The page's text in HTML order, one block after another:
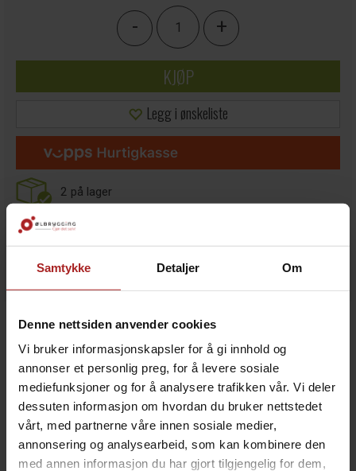
Samtykke Detaljer Om
Denne nettsiden anvender cookies
Vi bruker informasjonskapsler for å gi innhold og
annonser et personlig preg, for å levere sosiale
mediefunksjoner og for å analysere trafikken vår. Vi deler
dessuten informasjon om hvordan du bruker nettstedet
vårt, med partnerne våre innen sosiale medier,
annonsering og analysearbeid, som kan kombinere den
med annen informasjon du har gjort tilgjengelig for dem,
- +
KJØP
Legg i ønskeliste
2 på lager
BESKRIVELSE
Effeuno ceramic gasket P134HA/P234H
Dette er en tetningslist til P134HA/P234H, trenger du
et bytte på din pizzaovn er dette produktet du ser etter.
Dette er en reservedel, alle P134HA/P234H kommer
allerede med tetningslist.